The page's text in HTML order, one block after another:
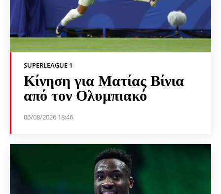
SUPERLEAGUE 1
Κίνηση για Ματίας Βίνια
από τον Ολυμπιακό
06/08/2026 18:46